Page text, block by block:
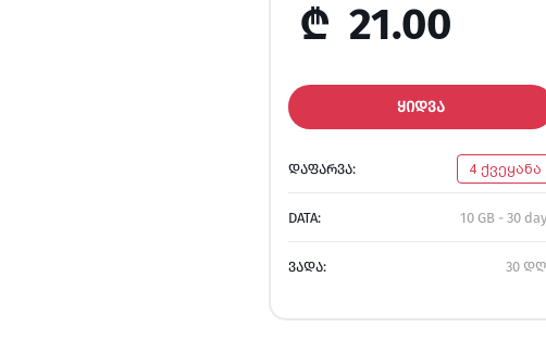
₾ 21.00
ᲧᲘᲓᲕᲐ
ᲓᲐᲤᲐᲠᲕᲐ: 4 ქვეყანა
DATA: 10 GB - 30
ᲕᲐᲓᲐ: 30